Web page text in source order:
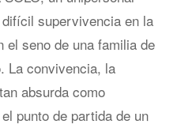
supervivencia en la
el seno de una familia de
La convivencia, la
absurda como
punto de partida de un